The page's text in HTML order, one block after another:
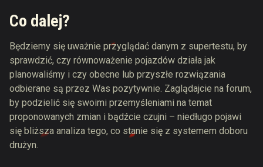
Co dalej?
Będziemy się uważnie przyglądać danym z supertestu, by
sprawdzić, czy równoważenie pojazdów działa jak
planowaliśmy i czy obecne lub przyszłe rozwiązania
odbierane są przez Was pozytywnie. Zaglądajcie na forum,
by podzielić się swoimi przemyśleniami na temat
proponowanych zmian i bądźcie czujni – niedługo pojawi
się bliższa analiza tego, co stanie się z systemem doboru
drużyn.